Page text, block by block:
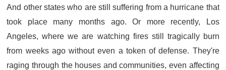
And other states who are still suffering from a hurricane that
took place many months ago. Or more recently, Los
Angeles, where we are watching fires still tragically burn
from weeks ago without even a token of defense. They're
raging through the houses and communities, even affecting